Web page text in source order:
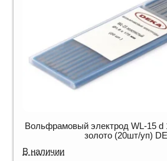
Вольфрамовый электрод WL-15
золото (20шт/уп)
В наличии